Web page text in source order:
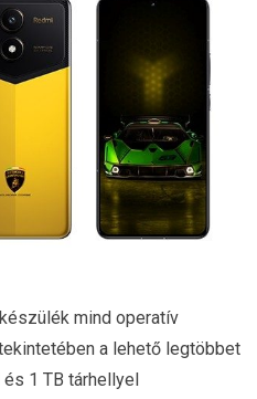
mind operatív
a lehető legtöbbet
1 TB tárhellyel